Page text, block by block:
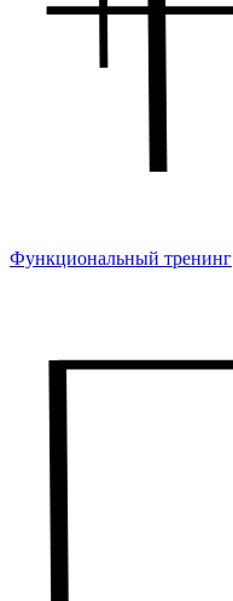
Функциональный тренинг